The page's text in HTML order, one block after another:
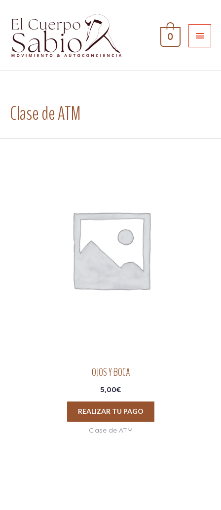
0
Clase de ATM
OJOS Y BOCA
5,00€
REALIZAR TU PAGO
Clase de ATM